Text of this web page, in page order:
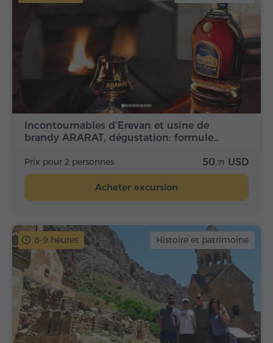
Incontournables d'Erevan et usine de
brandy ARARAT, dégustation: formule…
Prix pour 2 personnes 50.71 USD
Acheter excursion
8-9 heures Histoire et patrimoine